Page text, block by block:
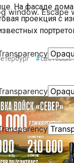
window. Escape
На фасаде
проекция с
#световые